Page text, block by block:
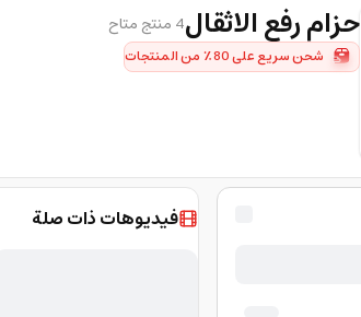
حزام رفع الاثقال4 منتج متاح
شحن سريع على 80٪ من المنتجات
فيديوهات ذات صلة